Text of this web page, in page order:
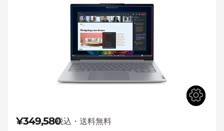
¥349,580税込・送料無料